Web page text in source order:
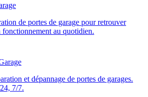
de portes de garage pour retrouver
au quotidien.
et dépannage de portes de garages.
7/7.